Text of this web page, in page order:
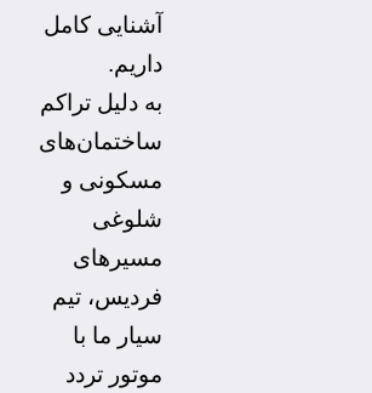
آشنایی کامل
داریم.
به دلیل تراکم
ساختمان‌های
مسکونی و
شلوغی
مسیرهای
فردیس، تیم
سیار ما با
موتور تردد